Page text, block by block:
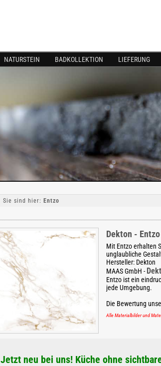
NATURSTEIN BADKOLLEKTION LIEFERUNG
Sie sind hier: Entzo
Dekton - Entzo
Mit Entzo erhalten
unglaubliche
Hersteller: Dekton
MAAS GmbH -
Entzo ist ein
jede Umgebung.
Die Bewertung
Alle Materialbilder und
Jetzt neu bei uns! Küche ohne